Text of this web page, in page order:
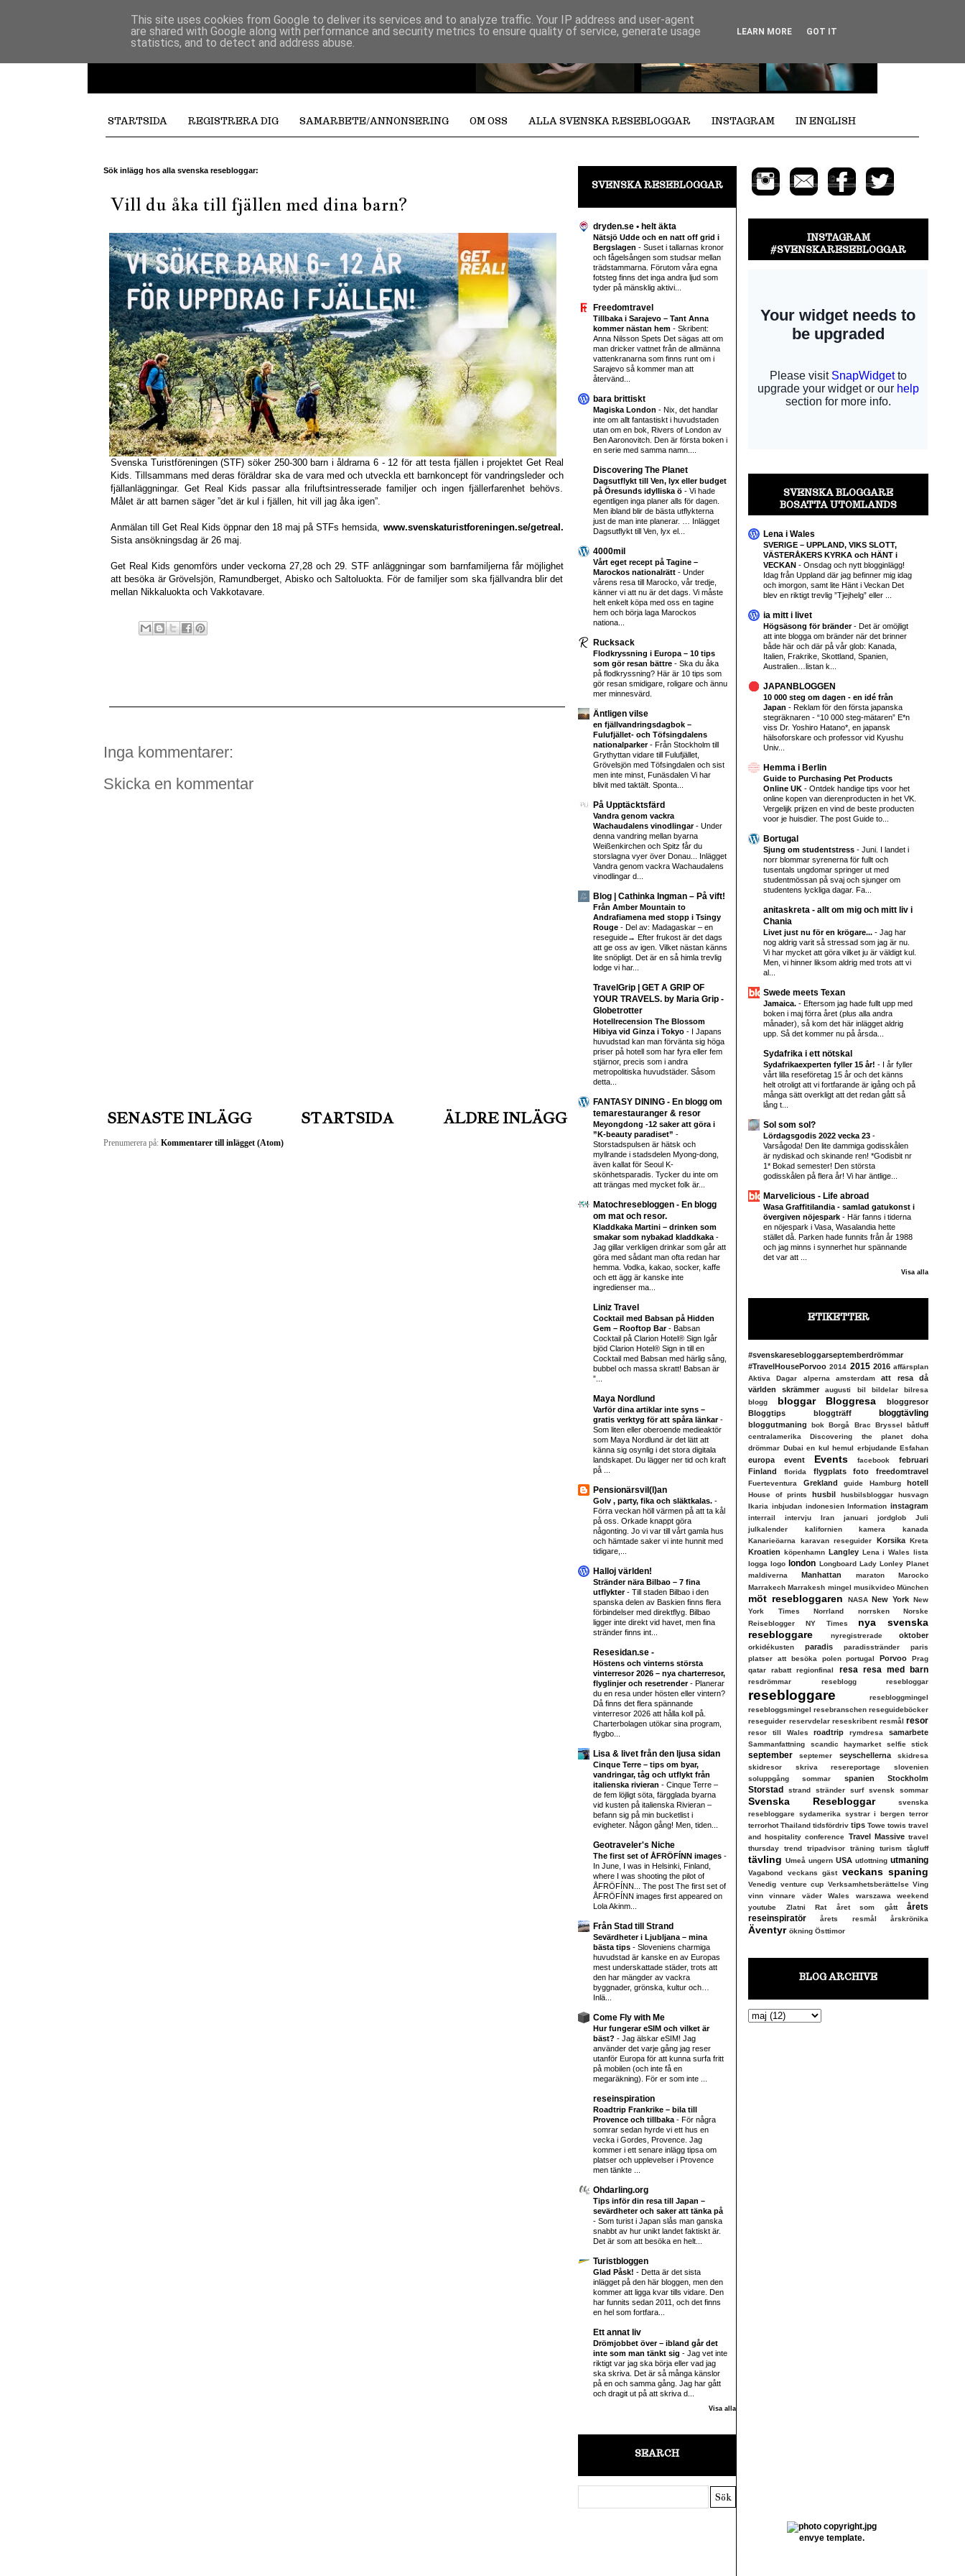
STARTSIDA REGISTRERA DIG SAMARBETE/ANNONSERING OM OSS ALLA SVENSKA RESEBLOGGAR INSTAGRAM IN ENGLISH
Sök inlägg hos alla svenska resebloggar:
Vill du åka till fjällen med dina barn?
Svenska Turistföreningen (STF) söker 250-300 barn i åldrarna 6 - 12 för att testa fjällen i projektet Get Real
Kids. Tillsammans med deras föräldrar ska de vara med och utveckla ett barnkoncept för vandringsleder och
fjällanläggningar. Get Real Kids passar alla friluftsintresserade familjer och ingen fjällerfarenhet behövs.
Målet är att barnen säger ”det är kul i fjällen, hit vill jag åka igen”.
Anmälan till Get Real Kids öppnar den 18 maj på STFs hemsida, www.svenskaturistforeningen.se/getreal.
Sista ansökningsdag är 26 maj.
Get Real Kids genomförs under veckorna 27,28 och 29. STF anläggningar som barnfamiljerna får möjlighet
att besöka är Grövelsjön, Ramundberget, Abisko och Saltoluokta. För de familjer som ska fjällvandra blir det
mellan Nikkaluokta och Vakkotavare.
Inga kommentarer:
Skicka en kommentar
SENASTE INLÄGG ÄLDRE INLÄGG
STARTSIDA
Prenumerera på: Kommentarer till inlägget (Atom)
SVENSKA RESEBLOGGAR
dryden.se • helt äkta
Nätsjö Udde och en natt off grid i
Bergslagen - Suset i tallarnas kronor
och fågelsången som studsar mellan
trädstammarna. Förutom våra egna
fotsteg finns det inga andra ljud som
tyder på mänsklig aktivi...
Freedomtravel
Tillbaka i Sarajevo – Tant Anna
kommer nästan hem - Skribent:
Anna Nilsson Spets Det sägas att om
man dricker vattnet från de allmänna
vattenkranarna som finns runt om i
Sarajevo så kommer man att
återvänd...
bara brittiskt
Magiska London - Nix, det handlar
inte om allt fantastiskt i huvudstaden
utan om en bok, Rivers of London av
Ben Aaronovitch. Den är första boken i
en serie med samma namn....
Discovering The Planet
Dagsutflykt till Ven, lyx eller budget
på Öresunds idylliska ö - Vi hade
egentligen inga planer alls för dagen.
Men ibland blir de bästa utflykterna
just de man inte planerar. … Inlägget
Dagsutflykt till Ven, lyx el...
4000mil
Vårt eget recept på Tagine –
Marockos nationalrätt - Under
vårens resa till Marocko, vår tredje,
känner vi att nu är det dags. Vi måste
helt enkelt köpa med oss en tagine
hem och börja laga Marockos
nationa...
Rucksack
Flodkryssning i Europa – 10 tips
som gör resan bättre - Ska du åka
på flodkryssning? Här är 10 tips som
gör resan smidigare, roligare och ännu
mer minnesvärd.
Äntligen vilse
en fjällvandringsdagbok –
Fulufjället- och Töfsingdalens
nationalparker- Från Stockholm till
Grythyttan vidare till Fulufjället,
Grövelsjön med Töfsingdalen och sist
men inte minst, Funäsdalen Vi har
blivit med taktält. Sponta...
På Upptäcktsfärd
Vandra genom vackra
Wachaudalens vinodlingar- Under
denna vandring mellan byarna
Weißenkirchen och Spitz får du
storslagna vyer över Donau... Inlägget
Vandra genom vackra Wachaudalens
vinodlingar d...
Blog | Cathinka Ingman – På vift!
Från Amber Mountain to
Andrafiamena med stopp i Tsingy
Rouge - Del av: Madagaskar – en
reseguide→ Efter frukost är det dags
att ge oss av igen. Vilket nästan känns
lite snöpligt. Det är en så himla trevlig
lodge vi har...
TravelGrip | GET A GRIP OF
YOUR TRAVELS. by Maria Grip -
Globetrotter
Hotellrecension The Blossom
Hibiya vid Ginza i Tokyo - I Japans
huvudstad kan man förvänta sig höga
priser på hotell som har fyra eller fem
stjärnor, precis som i andra
metropolitiska huvudstäder. Såsom
detta...
FANTASY DINING - En blogg om
temarestauranger & resor
Meyongdong -12 saker att göra i
”K-beauty paradiset” -
Storstadspulsen är hätsk och
myllrande i stadsdelen Myong-dong,
även kallat för Seoul K-
skönhetsparadis. Tycker du inte om
att trängas med mycket folk är...
Matochresebloggen - En blogg
om mat och resor.
Kladdkaka Martini – drinken som
smakar som nybakad kladdkaka -
Jag gillar verkligen drinkar som går att
göra med sådant man ofta redan har
hemma. Vodka, kakao, socker, kaffe
och ett ägg är kanske inte
ingredienser ma...
Liniz Travel
Cocktail med Babsan på Hidden
Gem – Rooftop Bar- Babsan
Cocktail på Clarion Hotel® Sign Igår
bjöd Clarion Hotel® Sign in till en
Cocktail med Babsan med härlig sång,
bubbel och massa skratt! Babsan är
”...
Maya Nordlund
Varför dina artiklar inte syns –
gratis verktyg för att spåra länkar-
Som liten eller oberoende medieaktör
som Maya Nordlund är det lätt att
känna sig osynlig i det stora digitala
landskapet. Du lägger ner tid och kraft
på ...
Pensionärsvil(l)an
Golv , party, fika och släktkalas. -
Förra veckan höll värmen på att ta kål
på oss. Orkade knappt göra
någonting. Jo vi var till vårt gamla hus
och hämtade saker vi inte hunnit med
tidigare,...
Halloj världen!
Stränder nära Bilbao – 7 fina
utflykter- Till staden Bilbao i den
spanska delen av Baskien finns flera
förbindelser med direktflyg. Bilbao
ligger inte direkt vid havet, men fina
stränder finns int...
Resesidan.se -
Höstens och vinterns största
vinterresor 2026 – nya charterresor,
flyglinjer och resetrender- Planerar
du en resa under hösten eller vintern?
Då finns det flera spännande
vinterresor 2026 att hålla koll på.
Charterbolagen utökar sina program,
flygbo...
Lisa & livet från den ljusa sidan
Cinque Terre – tips om byar,
vandringar, tåg och utflykt från
italienska rivieran - Cinque Terre –
de fem löjligt söta, färgglada byarna
vid kusten på italienska Rivieran –
befann sig på min bucketlist i
evigheter. Någon gång! Men, tiden...
Geotraveler's Niche
The first set of ÅFRÖFÍNN images -
In June, I was in Helsinki, Finland,
where I was shooting the pilot of
ÅFRÖFÍNN... The post The first set of
ÅFRÖFÍNN images first appeared on
Lola Akinm...
Från Stad till Strand
Sevärdheter i Ljubljana – mina
bästa tips - Sloveniens charmiga
huvudstad är kanske en av Europas
mest underskattade städer, trots att
den har mängder av vackra
byggnader, grönska, kultur och…
Inlä...
Come Fly with Me
Hur fungerar eSIM och vilket är
bäst? - Jag älskar eSIM! Jag
använder det varje gång jag reser
utanför Europa för att kunna surfa fritt
på mobilen (och inte få en
megaräkning). För er som inte ...
reseinspiration
Roadtrip Frankrike – bila till
Provence och tillbaka - För några
somrar sedan hyrde vi ett hus en
vecka i Gordes, Provence. Jag
kommer i ett senare inlägg tipsa om
platser och upplevelser i Provence
men tänkte ...
Ohdarling.org
Tips inför din resa till Japan –
sevärdheter och saker att tänka på
- Som turist i Japan slås man ganska
snabbt av hur unikt landet faktiskt är.
Det är som att besöka en helt...
Turistbloggen
Glad Påsk! - Detta är det sista
inlägget på den här bloggen, men den
kommer att ligga kvar tills vidare. Den
har funnits sedan 2011, och det finns
en hel som fortfara...
Ett annat liv
Drömjobbet över – ibland går det
inte som man tänkt sig - Jag vet inte
riktigt var jag ska börja eller vad jag
ska skriva. Det är så många känslor
på en och samma gång. Jag har gått
och dragit ut på att skriva d...
Visa alla
SEARCH
INSTAGRAM
#SVENSKARESEBLOGGAR
SVENSKA BLOGGARE
BOSATTA UTOMLANDS
Lena i Wales
SVERIGE – UPPLAND, VIKS SLOTT,
VÄSTERÅKERS KYRKA och HÄNT i
VECKAN - Onsdag och nytt blogginlägg!
Idag från Uppland där jag befinner mig idag
och imorgon, samt lite Hänt i Veckan Det
blev en riktigt trevlig ”Tjejhelg” eller ...
ia mitt i livet
Högsäsong för bränder- Det är omöjligt
att inte blogga om bränder när det brinner
både här och där på vår glob: Kanada,
Italien, Frakrike, Skottland, Spanien,
Australien…listan k...
JAPANBLOGGEN
10 000 steg om dagen - en idé från
Japan - Reklam för den första japanska
stegräknaren - “10 000 steg-mätaren” E*n
viss Dr. Yoshiro Hatano*, en japansk
hälsoforskare och professor vid Kyushu
Univ...
Hemma i Berlin
Guide to Purchasing Pet Products
Online UK - Ontdek handige tips voor het
online kopen van dierenproducten in het VK.
Vergelijk prijzen en vind de beste producten
voor je huisdier. The post Guide to...
Bortugal
Sjung om studentstress - Juni. I landet i
norr blommar syrenerna för fullt och
tusentals ungdomar springer ut med
studentmössan på svaj och sjunger om
studentens lyckliga dagar. Fa...
anitaskreta - allt om mig och mitt liv i
Chania
Livet just nu för en krögare... - Jag har
nog aldrig varit så stressad som jag är nu.
Vi har mycket att göra vilket ju är väldigt kul.
Men, vi hinner liksom aldrig med trots att vi
al...
Swede meets Texan
Jamaica. - Eftersom jag hade fullt upp med
boken i maj förra året (plus alla andra
månader), så kom det här inlägget aldrig
upp. Så det kommer nu på årsda...
Sydafrika i ett nötskal
Sydafrikaexperten fyller 15 år! - I år fyller
vårt lilla reseföretag 15 år och det känns
helt otroligt att vi fortfarande är igång och på
många sätt overkligt att det redan gått så
lång t...
Sol som sol?
Lördagsgodis 2022 vecka 23 -
Varsågoda! Den lite dammiga godisskålen
är nydiskad och skinande ren! *Godisbit nr
1* Bokad semester! Den största
godisskålen på flera år! Vi har äntlige...
Marvelicious - Life abroad
Wasa Graffitilandia - samlad gatukonst i
övergiven nöjespark - Här fanns i tiderna
en nöjespark i Vasa, Wasalandia hette
stället då. Parken hade funnits från år 1988
och jag minns i synnerhet hur spännande
det var att ...
Visa alla
ETIKETTER
#svenskaresebloggarseptemberdrömmar
#TravelHousePorvoo 2014 2015 2016 affärsplan
Aktiva Dagar
alperna amsterdam
att resa då
världen skrämmer
augusti bil bildelar
bilresa
blogg
bloggar Bloggresa
bloggresor
Bloggtips
bloggträff bloggtävling
bloggutmaning bok Borgå Brac Bryssel
båtluff
centralamerika
Discovering the planet
doha
drömmar Dubai en kul hemul erbjudande Esfahan
europa event Events facebook
februari
Finland
florida flygplats foto freedomtravel
Fuerteventura Grekland guide Hamburg hotell
House of prints husbil husbilsbloggar
husvagn
Ikaria inbjudan indonesien Information instagram
interrail intervju Iran januari jordglob
Juli
julkalender
kalifornien kamera
kanada
Kanarieöarna
karavan reseguider Korsika Kreta
Kroatien köpenhamn Langley Lena i Wales lista
logga logo london Longboard Lady Lonley Planet
maldiverna
Manhattan maraton
Marocko
Marrakech Marrakesh mingel musikvideo München
möt resebloggaren NASA New York New
York Times
Norrland norrsken
Norske
Reiseblogger
NY Times
nya svenska
resebloggare
nyregistrerade oktober
orkidékusten paradis paradisstränder
paris
platser att besöka
polen portugal Porvoo
Prag
qatar
rabatt regionfinal resa resa med barn
resdrömmar reseblogg resebloggar
resebloggare
resebloggmingel
resebloggsmingel resebranschen reseguideböcker
reseguider reservdelar reseskribent resmål resor
resor till Wales roadtrip rymdresa samarbete
Sammanfattning scandic haymarket selfie stick
september septemer seyschellerna
skidresa
skidresor
skriva resereportage
slovenien
soluppgång
sommar spanien Stockholm
Storstad strand stränder surf svensk sommar
Svenska Resebloggar
svenska
resebloggare sydamerika systrar i bergen terror
terrorhot Thailand tidsfördriv tips Towe towis travel
and hospitality conference Travel Massive travel
thursday
trend tripadvisor träning turism tågluff
tävling Umeå ungern USA utlottning utmaning
Vagabond veckans gäst veckans spaning
Venedig venture cup Verksamhetsberättelse Ving
vinn
vinnare väder Wales warszawa
weekend
youtube
Zlatni Rat året som gått
årets
reseinspiratör
årets resmål årskrönika
Äventyr ökning Östtimor
BLOG ARCHIVE
envye template.
This site uses cookies from Google to deliver its services and to analyze traffic. Your IP address and user-agent
are shared with Google along with performance and security metrics to ensure quality of service, generate usage
statistics, and to detect and address abuse.
LEARN MORE GOT IT